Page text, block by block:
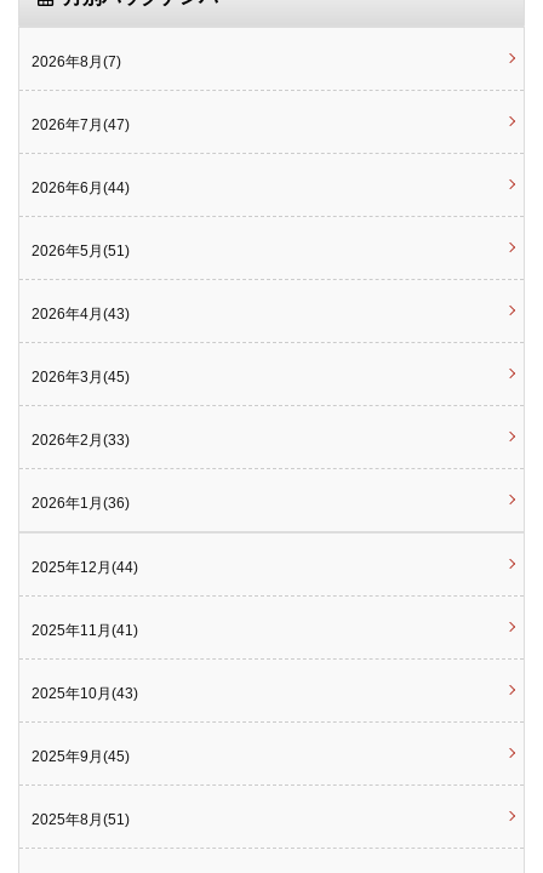
2026年8月(7)
2026年7月(47)
2026年6月(44)
2026年5月(51)
2026年4月(43)
2026年3月(45)
2026年2月(33)
2026年1月(36)
2025年12月(44)
2025年11月(41)
2025年10月(43)
2025年9月(45)
2025年8月(51)